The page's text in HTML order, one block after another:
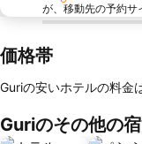
が、移動先の予約サ
価格帯
Guriの安いホテルの料金
Guriのその他の